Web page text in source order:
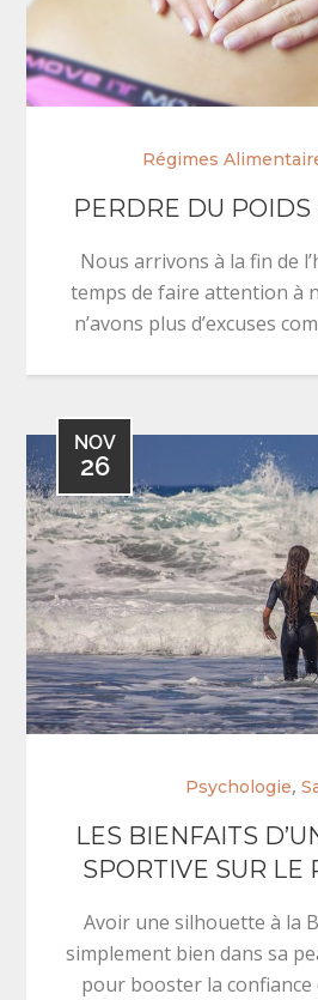
Régimes
PERDRE DU POIDS
Nous arrivons à la fin de
temps de faire attention à
n’avons plus d’excuses
NOV
26
Psychologie,
LES BIENFAITS
SPORTIVE SUR LE
Avoir une silhouette à la
simplement bien dans sa
pour booster la confiance